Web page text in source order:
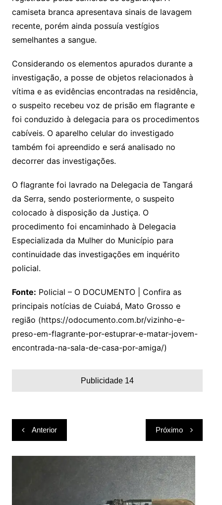
camiseta branca apresentava sinais de lavagem
recente, porém ainda possuía vestígios
semelhantes a sangue.
Considerando os elementos apurados durante a
investigação, a posse de objetos relacionados à
vítima e as evidências encontradas na residência,
o suspeito recebeu voz de prisão em flagrante e
foi conduzido à delegacia para os procedimentos
cabíveis. O aparelho celular do investigado
também foi apreendido e será analisado no
decorrer das investigações.
O flagrante foi lavrado na Delegacia de Tangará
da Serra, sendo posteriormente, o suspeito
colocado à disposição da Justiça. O
procedimento foi encaminhado à Delegacia
Especializada da Mulher do Município para
continuidade das investigações em inquérito
policial.
Fonte: Policial – O DOCUMENTO | Confira as
principais notícias de Cuiabá, Mato Grosso e
região (https://odocumento.com.br/vizinho-e-
preso-em-flagrante-por-estuprar-e-matar-jovem-
encontrada-na-sala-de-casa-por-amiga/)
Publicidade 14
Navegação
de
Post
Anterior Próximo